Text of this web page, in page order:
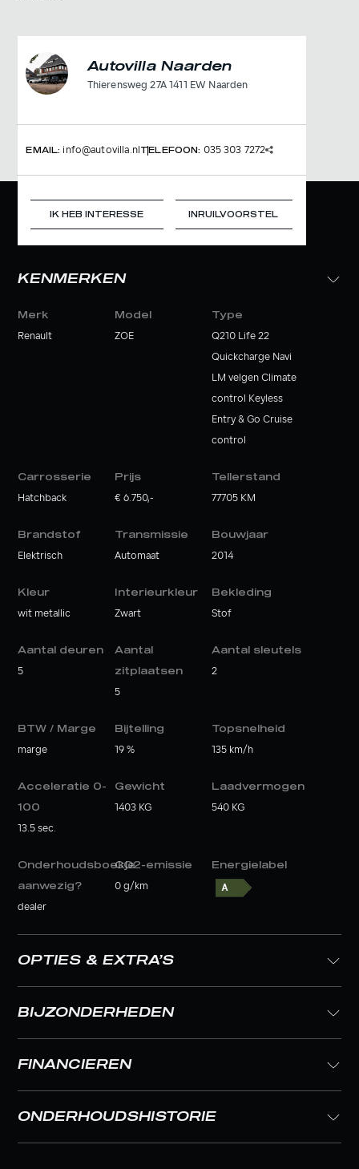
Autovilla Naarden
Thierensweg 27A 1411 EW Naarden
EMAIL: info@autovilla.nl TELEFOON: 035 303 7272
IK HEB INTERESSE INRUILVOORSTEL
KENMERKEN
Merk
Renault
Model
ZOE
Type
Q210 Life 22
Quickcharge Navi
LM velgen Climate
control Keyless
Entry & Go Cruise
control
Carrosserie
Hatchback
Prijs
€ 6.750,-
Tellerstand
77705 KM
Brandstof
Elektrisch
Transmissie
Automaat
Bouwjaar
2014
Kleur
wit metallic
Interieurkleur
Zwart
Bekleding
Stof
Aantal deuren
5
Aantal
zitplaatsen
5
Aantal sleutels
2
BTW / Marge
marge
Bijtelling
19 %
Topsnelheid
135 km/h
Acceleratie 0-
100
13.5 sec.
Gewicht
1403 KG
Laadvermogen
540 KG
Onderhoudsboekje
aanwezig?
dealer
CO2-emissie
0 g/km
Energielabel
OPTIES & EXTRA’S
BIJZONDERHEDEN
FINANCIEREN
ONDERHOUDSHISTORIE